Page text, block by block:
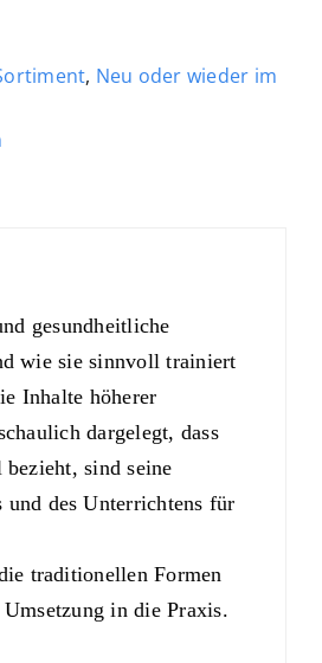
, Neu oder wieder im
gesundheitliche
wie sie sinnvoll trainiert
Inhalte höherer
dargelegt, dass
sind seine
und des Unterrichtens für
traditionellen Formen
in die Praxis.